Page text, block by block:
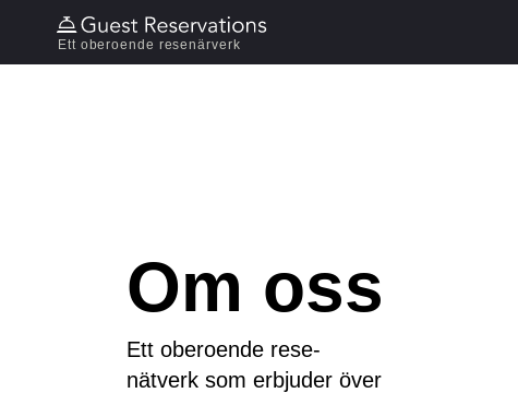
Ett oberoende resenärverk
Om oss
Ett oberoende rese-
nätverk som erbjuder över